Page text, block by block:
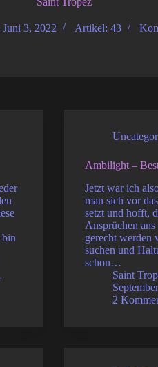
Juni 3, 2022 Artikel: 43
Ambilight –
Jetzt war ich
man sich vor
setzt und hofft,
Ansprüchen
gerecht werden
suchen und
schon…
Saint
2